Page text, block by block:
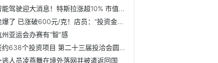
智能驾驶迎大消息！特斯拉涨超10% 市值一夜暴涨超5800亿元
卖爆了 已涨破600元/克！店员：“投资金条每天一克涨几毛钱...
州亚运会办赛有“智”感
签约638个投资项目 第二十三届投洽会圆满落幕
逃人员凌燕舞在境外落网并被遣返回国